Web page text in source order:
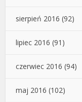
sierpień 2016 (92)
lipiec 2016 (91)
czerwiec 2016 (94)
maj 2016 (102)